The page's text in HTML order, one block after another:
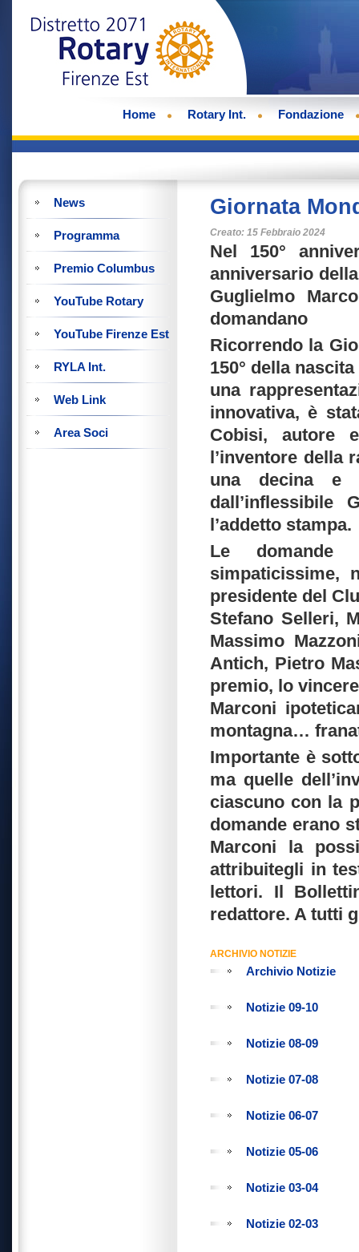
Home Rotary Int. Fondazione
News
Programma
Premio Columbus
YouTube Rotary
YouTube Firenze Est
RYLA Int.
Web Link
Area Soci
Giornata
Creato: 15 Febbraio 2024
Nel 150°
anniversario
Guglielmo
domandano
Ricorrendo la
150° della
una
innovativa, è
Cobisi, autore
l’inventore della
una decina e
l’addetto stampa.
Le domande
simpaticissime,
presidente del
Stefano Selleri,
Massimo
Antich, Pietro
premio, lo
Marconi
montagna…
Importante è
ma quelle
ciascuno con la
domande erano
Marconi la
attribuitegli in
lettori. Il
redattore. A tutti
ARCHIVIO NOTIZIE
Archivio Notizie
Notizie 09-10
Notizie 08-09
Notizie 07-08
Notizie 06-07
Notizie 05-06
Notizie 03-04
Notizie 02-03